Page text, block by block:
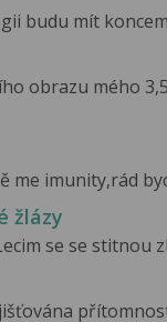
budu mít koncem
obrazu mého
imunity,rád
žlázy
se se stitnou